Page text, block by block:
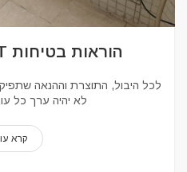
הוראות בטיחות SAFETY FIRST
לכל היבול, התוצרת וההנאה
לא יהיה ערך כל
קרא